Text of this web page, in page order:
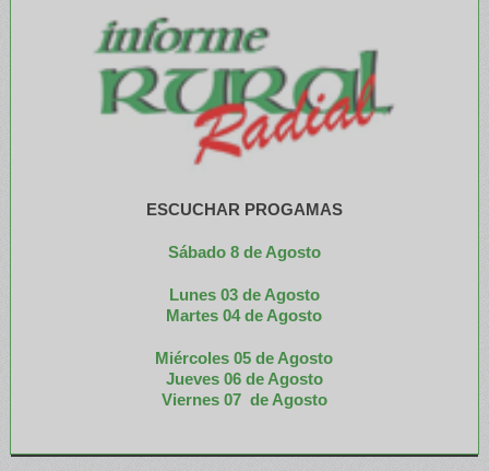
ESCUCHAR PROGAMAS
Sábado 8 de Agosto
Lunes 03 de Agosto
Martes 04 de Agosto
Miércoles 05 de Agosto
Jueves 06 de Agosto
Viernes 07 de Agosto